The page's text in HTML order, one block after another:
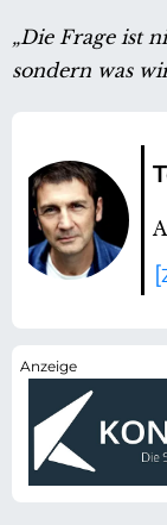
„Die Frage ist
sondern was